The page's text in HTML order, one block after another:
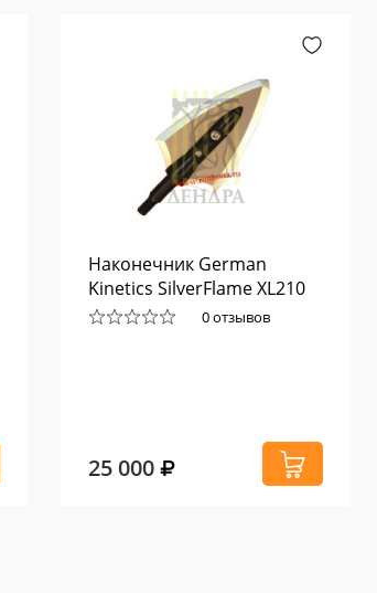
Наконечник German
Kinetics SilverFlame XL210
0 отзывов
25 000